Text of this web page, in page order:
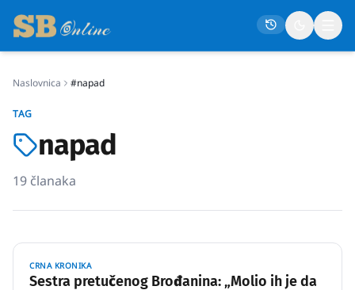
Društvo
Politika
Gospodarstvo
Crna kronika
Sport
Naslovnica #napad
TAG
napad
19 članaka
CRNA KRONIKA
Sestra pretučenog Brođanina: „Molio ih je da